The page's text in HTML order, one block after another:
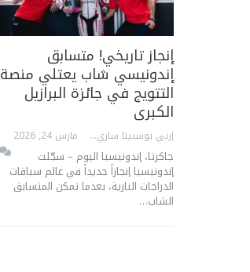
إنجاز تاريخي! متسابق
إندونيسي شاب يعتلي منصة
التتويج في جائزة البرازيل
الكبرى
إرني بوسبيتا ساري
مارس 24, 2026
جاكرتا، إندونيسيا اليوم – سجّلت
إندونيسيا إنجازاً جديداً في عالم سباقات
الدراجات النارية، بعدما تمكن المتسابق
الشاب…